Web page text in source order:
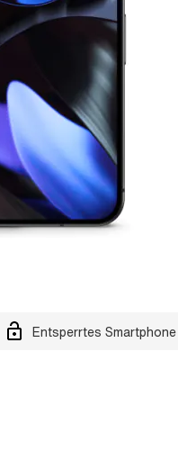
Entsperrtes Smartphone